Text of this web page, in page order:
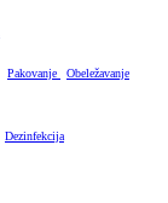
Pakovanje
Obeležavanje
Dezinfekcija